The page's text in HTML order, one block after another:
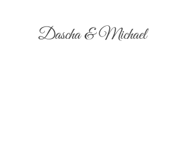
Dascha & Michael